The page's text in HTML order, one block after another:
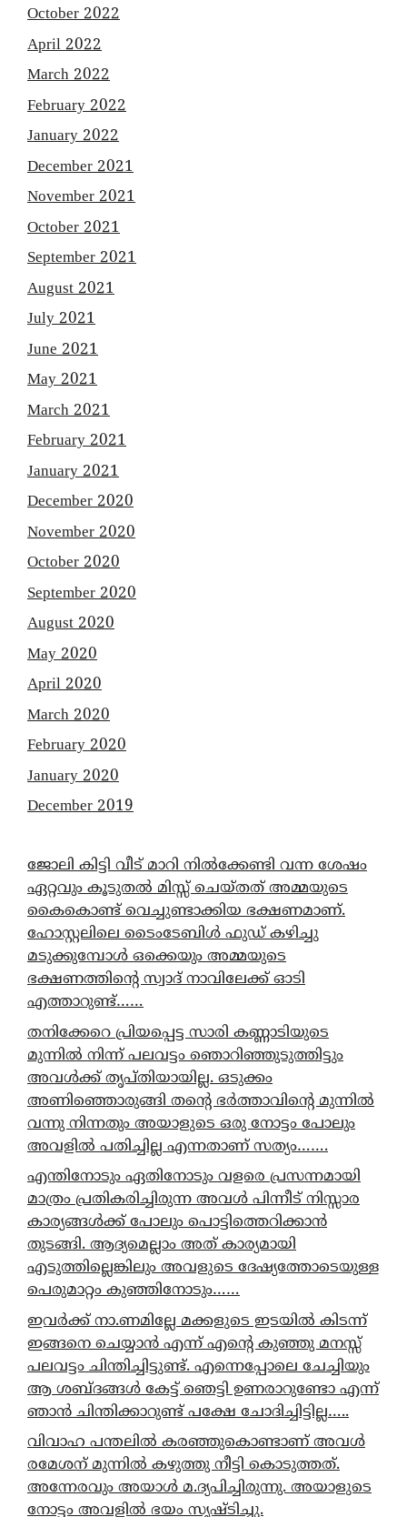
October 2022
April 2022
March 2022
February 2022
January 2022
December 2021
November 2021
October 2021
September 2021
August 2021
July 2021
June 2021
May 2021
March 2021
February 2021
January 2021
December 2020
November 2020
October 2020
September 2020
August 2020
May 2020
April 2020
March 2020
February 2020
January 2020
December 2019
ജോലി കിട്ടി വീട് മാറി നിൽക്കേണ്ടി വന്ന ശേഷം
ഏറ്റവും കൂടുതൽ മിസ്സ് ചെയ്തത് അമ്മയുടെ
കൈകൊണ്ട് വെച്ചുണ്ടാക്കിയ ഭക്ഷണമാണ്.
ഹോസ്റ്റലിലെ ടൈംടേബിൾ ഫുഡ് കഴിച്ചു
മടുക്കുമ്പോൾ ഒക്കെയും അമ്മയുടെ
ഭക്ഷണത്തിന്റെ സ്വാദ് നാവിലേക്ക് ഓടി
എത്താറുണ്ട്……
തനിക്കേറെ പ്രിയപ്പെട്ട സാരി കണ്ണാടിയുടെ
മുന്നിൽ നിന്ന് പലവട്ടം ഞൊറിഞ്ഞുടുത്തിട്ടും
അവൾക്ക് തൃപ്തിയായില്ല. ഒടുക്കം
അണിഞ്ഞൊരുങ്ങി തന്റെ ഭർത്താവിന്റെ മുന്നിൽ
വന്നു നിന്നതും അയാളുടെ ഒരു നോട്ടം പോലും
അവളിൽ പതിച്ചില്ല എന്നതാണ് സത്യം…….
എന്തിനോടും ഏതിനോടും വളരെ പ്രസന്നമായി
മാത്രം പ്രതികരിച്ചിരുന്ന അവൾ പിന്നീട് നിസ്സാര
കാര്യങ്ങൾക്ക് പോലും പൊട്ടിത്തെറിക്കാൻ
തുടങ്ങി. ആദ്യമെല്ലാം അത് കാര്യമായി
എടുത്തില്ലെങ്കിലും അവളുടെ ദേഷ്യത്തോടെയുള്ള
പെരുമാറ്റം കുഞ്ഞിനോടും……
ഇവർക്ക് നാ.ണമില്ലേ മക്കളുടെ ഇടയിൽ കിടന്ന്
ഇങ്ങനെ ചെയ്യാൻ എന്ന് എന്റെ കുഞ്ഞു മനസ്സ്
പലവട്ടം ചിന്തിച്ചിട്ടുണ്ട്. എന്നെപ്പോലെ ചേച്ചിയും
ആ ശബ്ദങ്ങൾ കേട്ട് ഞെട്ടി ഉണരാറുണ്ടോ എന്ന്
ഞാൻ ചിന്തിക്കാറുണ്ട് പക്ഷേ ചോദിച്ചിട്ടില്ല…..
വിവാഹ പന്തലിൽ കരഞ്ഞുകൊണ്ടാണ് അവൾ
രമേശന് മുന്നിൽ കഴുത്തു നീട്ടി കൊടുത്തത്.
അന്നേരവും അയാൾ മ.ദ്യപിച്ചിരുന്നു. അയാളുടെ
നോട്ടം അവളിൽ ഭയം സൃഷ്ടിച്ചു.